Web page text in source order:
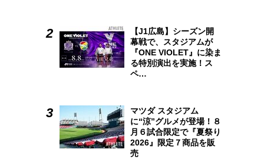
【J1広島】シーズン開
幕戦で、スタジアムが
『ONE VIOLET』に染ま
る特別演出を実施！ス
ペ…
マツダ スタジアム
に“涼”グルメが登場！８
月６試合限定で『夏祭り
2026』限定７商品を販
売